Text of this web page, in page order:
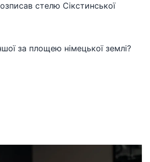
стелю Сікстинської
за площею німецької землі?